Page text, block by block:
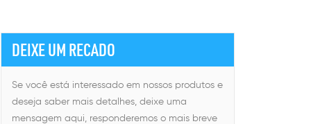
DEIXE UM RECADO
Se você está interessado em nossos produtos e
deseja saber mais detalhes, deixe uma
mensagem aqui, responderemos o mais breve